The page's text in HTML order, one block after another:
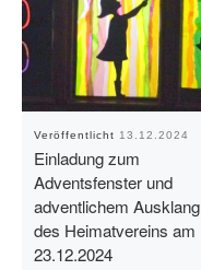
Veröffentlicht 13.12.2024
Einladung zum
Adventsfenster und
adventlichem Ausklang
des Heimatvereins am
23.12.2024